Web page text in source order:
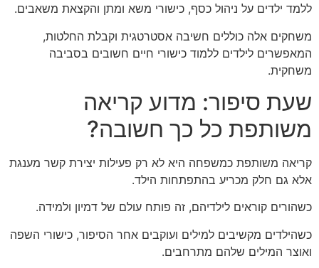
ללמד ילדים על ניהול כסף, כישורי משא ומתן והקצאת משאבים.
משחקים אלה כוללים חשיבה אסטרטגית וקבלת החלטות,
המאפשרים לילדים ללמוד כישורי חיים חשובים בסביבה
משחקית.
שעת סיפור: מדוע קריאה
משותפת כל כך חשובה?
קריאה משותפת כמשפחה היא לא רק פעילות יצירת קשר מענגת
אלא גם חלק מכריע בהתפתחות הילד.
כשהורים קוראים לילדיהם, זה פותח עולם של דמיון ולמידה.
כשהילדים מקשיבים למילים ועוקבים אחר הסיפור, כישורי השפה
ואוצר המילים שלהם מתרחבים.